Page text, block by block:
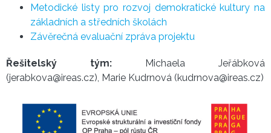
Metodické listy pro rozvoj demokratické kultury na
základních a středních školách
Závěrečná evaluační zpráva projektu
Řešitelský tým: Michaela Jeřábková
(jerabkova@ireas.cz), Marie Kudrnová (kudrnova@ireas.cz)